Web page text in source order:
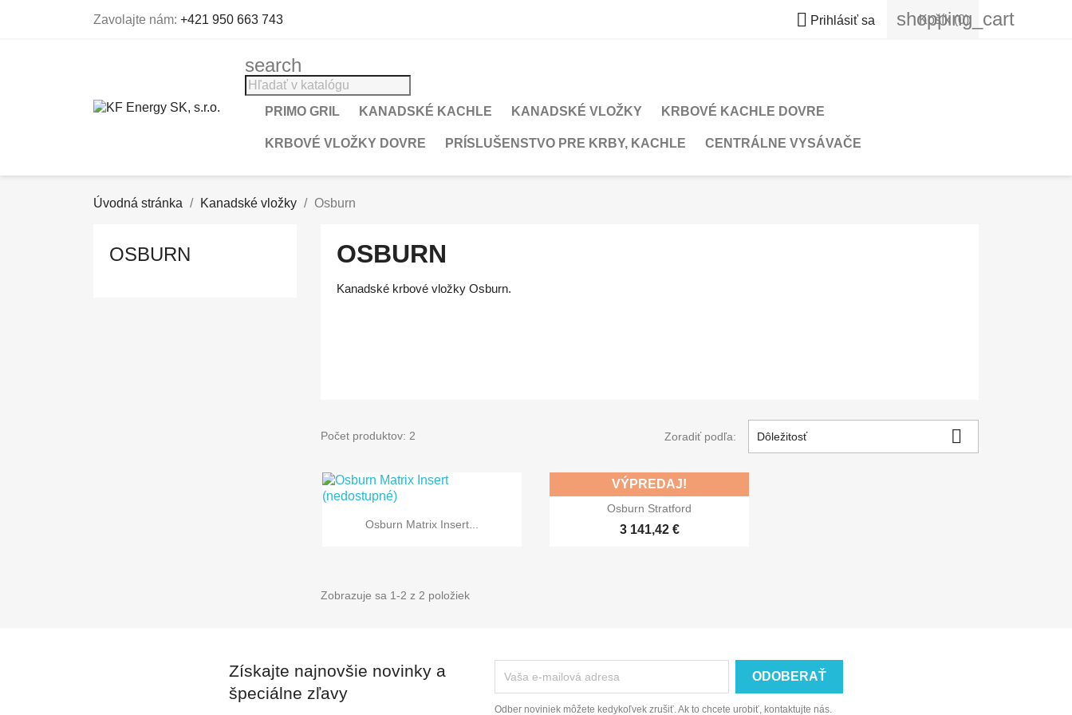
Zavolajte nám: +421 950 663 743  Prihlásiť sa shopping_cart
Košík (0)
search
PRIMO GRIL KANADSKÉ KACHLE KANADSKÉ VLOŽKY KRBOVÉ KACHLE DOVRE
KRBOVÉ VLOŽKY DOVRE PRÍSLUŠENSTVO PRE KRBY, KACHLE CENTRÁLNE VYSÁVAČE
Úvodná stránka Kanadské vložky Osburn
OSBURN OSBURN
Kanadské krbové vložky Osburn.
Počet produktov: 2 Zoradiť podľa: Dôležitosť 
 Rýchly náhľad
Osburn Matrix Insert...
 Rýchly náhľad
Osburn Stratford
3 141,42 €
VÝPREDAJ!
Zobrazuje sa 1-2 z 2 položiek
Získajte najnovšie novinky a
špeciálne zľavy
Odber noviniek môžete kedykoľvek zrušiť. Ak to chcete urobiť, kontaktujte nás.